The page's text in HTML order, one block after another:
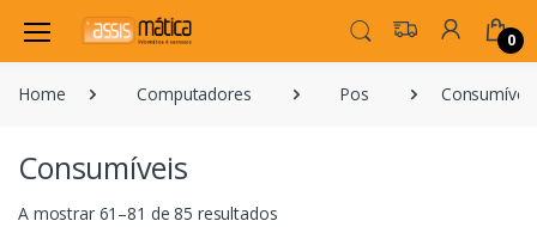
0
Home Computadores Pos Consumíveis
Consumíveis
A mostrar 61–81 de 85 resultados